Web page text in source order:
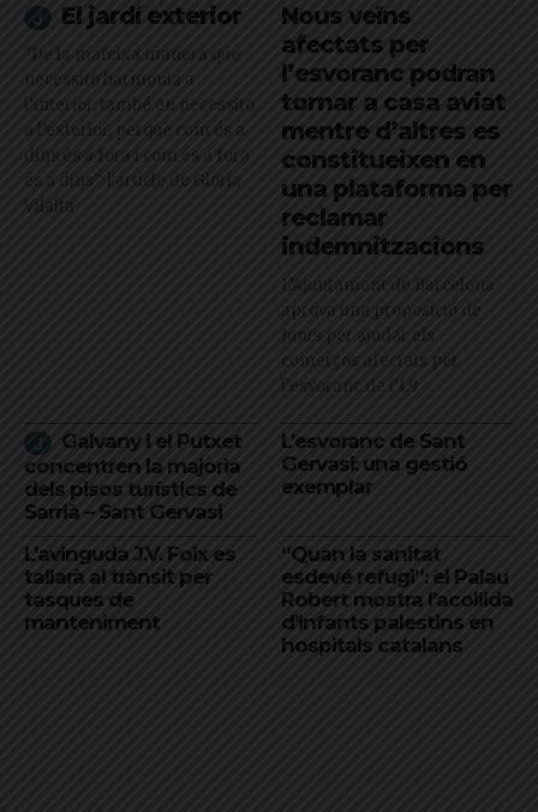
El jardí exterior
"De la mateixa manera que
necessito harmonia a
l’interior, també en necessito
a l’exterior, perquè com és a
dins és a fora i com és a fora
és a dins": l'article de Glòria
Vilalta
Nous veïns
afectats per
l’esvoranc podran
tornar a casa aviat
mentre d’altres es
constitueixen en
una plataforma per
reclamar
indemnitzacions
L’Ajuntament de Barcelona
aprova una proposició de
Junts per ajudar els
comerços afectats per
l'esvoranc de l'L9
Galvany i el Putxet
concentren la majoria
dels pisos turístics de
Sarrià – Sant Gervasi
L’esvoranc de Sant
Gervasi: una gestió
exemplar
L’avinguda J.V. Foix es
tallarà al trànsit per
tasques de
manteniment
“Quan la sanitat
esdevé refugi”: el Palau
Robert mostra l’acollida
d’infants palestins en
hospitals catalans